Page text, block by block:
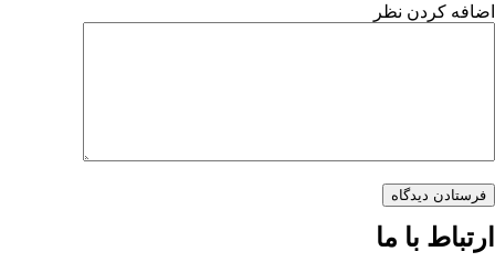
اضافه کردن نظر
فرستادن دیدگاه
ارتباط با ما